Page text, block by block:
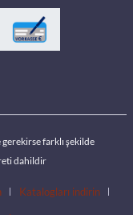
gerekirse farklı şekilde
dahildir
Katalogları indirin